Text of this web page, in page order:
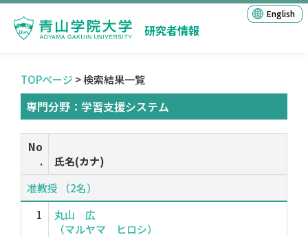
研究者情報
English
TOPページ > 検索結果一覧
専門分野：学習支援システム
No
.
氏名(カナ)
准教授 （2名）
1
丸山 広
（マルヤマ ヒロシ）